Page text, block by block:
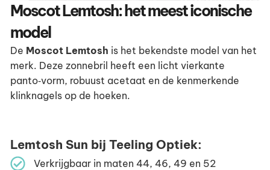
Moscot Lemtosh: het meest iconische
model
De Moscot Lemtosh is het bekendste model van het
merk. Deze zonnebril heeft een licht vierkante
panto‑vorm, robuust acetaat en de kenmerkende
klinknagels op de hoeken.
Lemtosh Sun bij Teeling Optiek:
Verkrijgbaar in maten 44, 46, 49 en 52